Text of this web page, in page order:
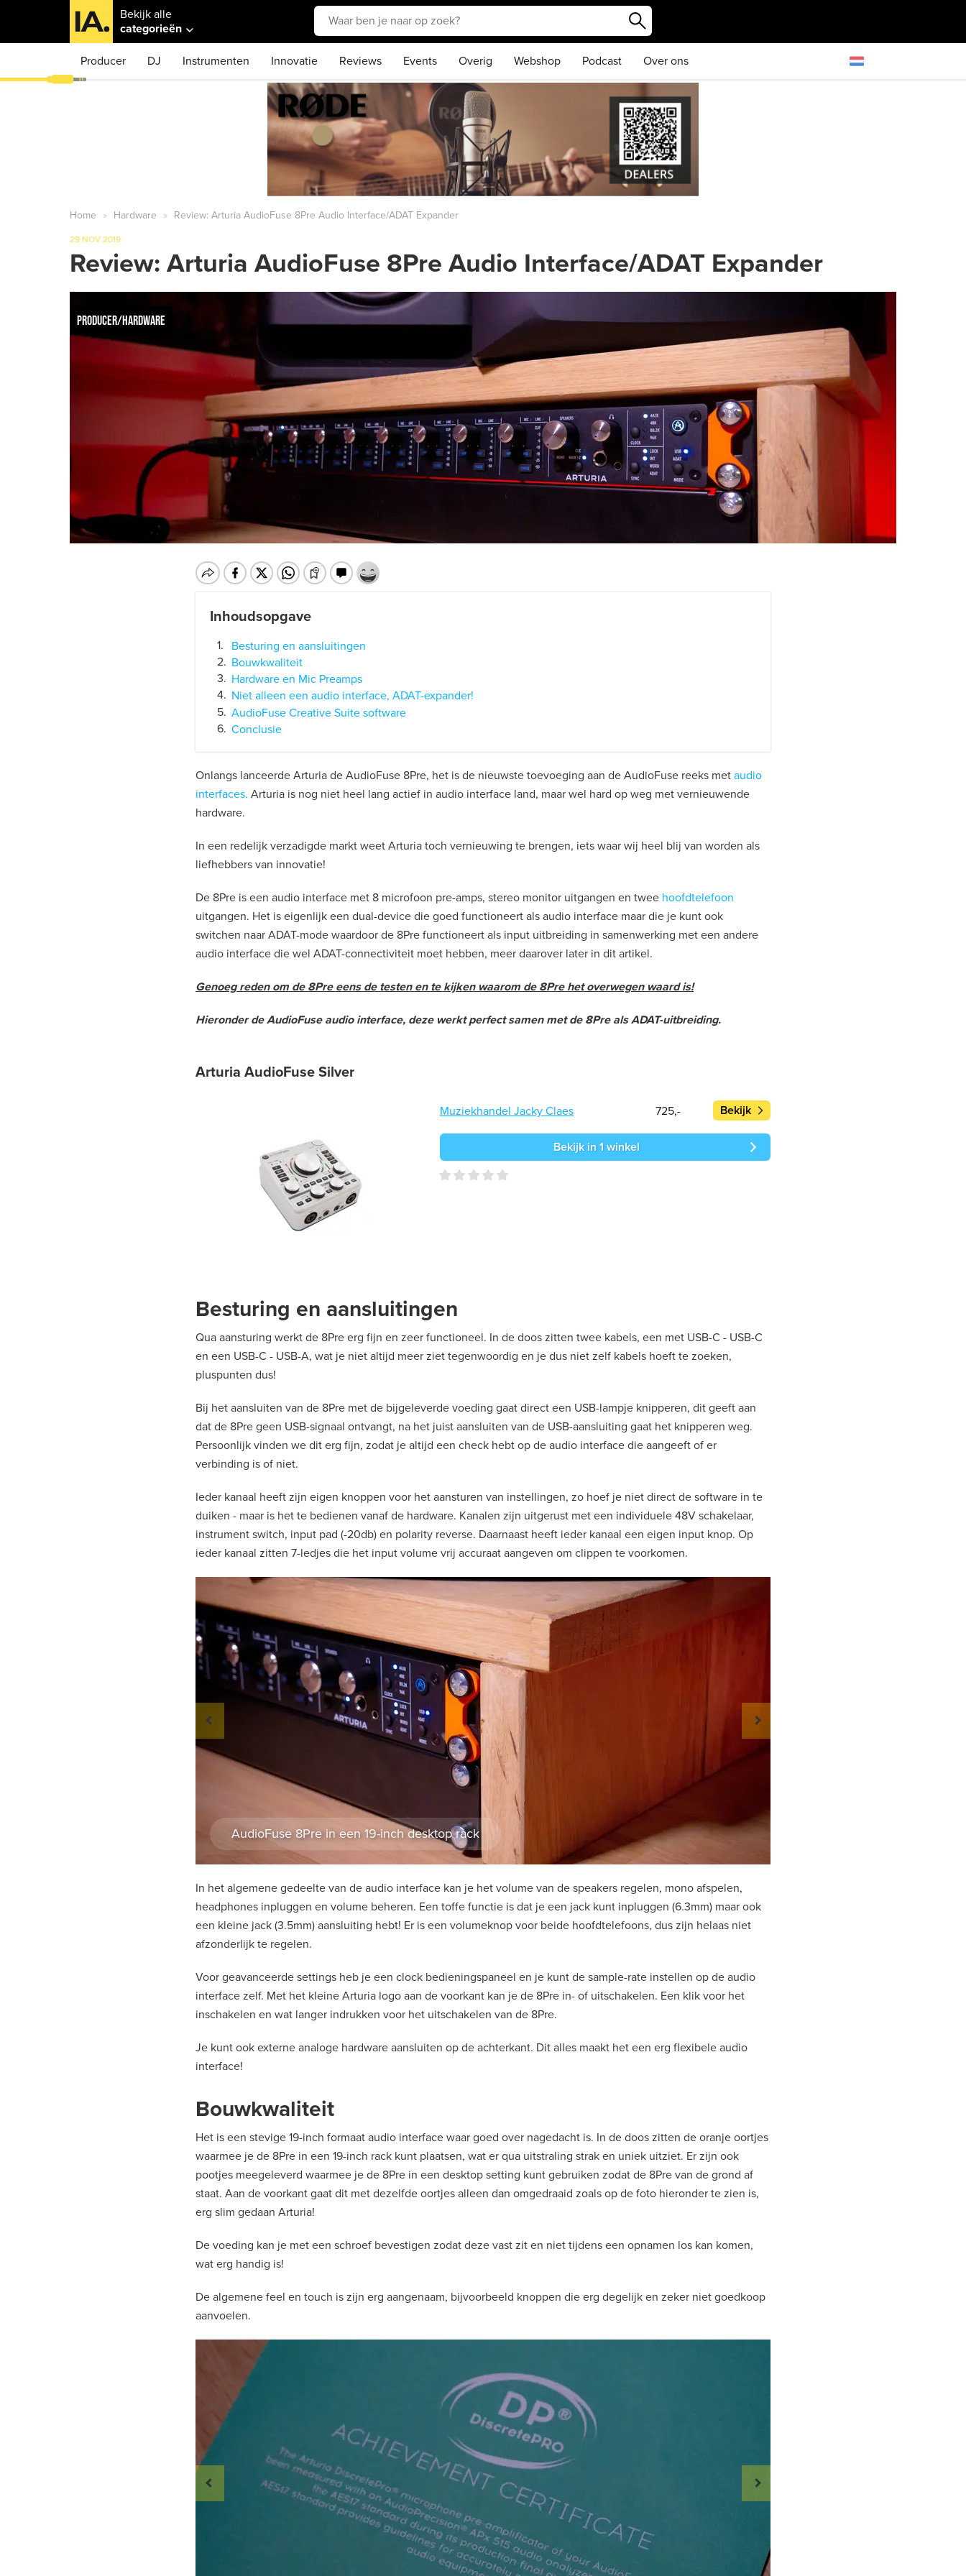
Bekijk alle
categorieën
Producer DJ Instrumenten Innovatie Reviews Events Overig Webshop Podcast Over ons
Home Hardware Review: Arturia AudioFuse 8Pre Audio Interface/ADAT Expander
29 NOV 2019
Review: Arturia AudioFuse 8Pre Audio Interface/ADAT Expander
PRODUCER/HARDWARE
Inhoudsopgave
Besturing en aansluitingen
Bouwkwaliteit
Hardware en Mic Preamps
Niet alleen een audio interface, ADAT-expander!
AudioFuse Creative Suite software
Conclusie
Onlangs lanceerde Arturia de AudioFuse 8Pre, het is de nieuwste toevoeging aan de AudioFuse reeks met audio
interfaces. Arturia is nog niet heel lang actief in audio interface land, maar wel hard op weg met vernieuwende
hardware.
In een redelijk verzadigde markt weet Arturia toch vernieuwing te brengen, iets waar wij heel blij van worden als
liefhebbers van innovatie!
De 8Pre is een audio interface met 8 microfoon pre-amps, stereo monitor uitgangen en twee hoofdtelefoon
uitgangen. Het is eigenlijk een dual-device die goed functioneert als audio interface maar die je kunt ook
switchen naar ADAT-mode waardoor de 8Pre functioneert als input uitbreiding in samenwerking met een andere
audio interface die wel ADAT-connectiviteit moet hebben, meer daarover later in dit artikel.
Genoeg reden om de 8Pre eens de testen en te kijken waarom de 8Pre het overwegen waard is!
Hieronder de AudioFuse audio interface, deze werkt perfect samen met de 8Pre als ADAT-uitbreiding.
Arturia AudioFuse Silver
Muziekhandel Jacky Claes 725,- Bekijk
Bekijk in 1 winkel
Besturing en aansluitingen
Qua aansturing werkt de 8Pre erg fijn en zeer functioneel. In de doos zitten twee kabels, een met USB-C - USB-C
en een USB-C - USB-A, wat je niet altijd meer ziet tegenwoordig en je dus niet zelf kabels hoeft te zoeken,
pluspunten dus!
Bij het aansluiten van de 8Pre met de bijgeleverde voeding gaat direct een USB-lampje knipperen, dit geeft aan
dat de 8Pre geen USB-signaal ontvangt, na het juist aansluiten van de USB-aansluiting gaat het knipperen weg.
Persoonlijk vinden we dit erg fijn, zodat je altijd een check hebt op de audio interface die aangeeft of er
verbinding is of niet.
Ieder kanaal heeft zijn eigen knoppen voor het aansturen van instellingen, zo hoef je niet direct de software in te
duiken - maar is het te bedienen vanaf de hardware. Kanalen zijn uitgerust met een individuele 48V schakelaar,
instrument switch, input pad (-20db) en polarity reverse. Daarnaast heeft ieder kanaal een eigen input knop. Op
ieder kanaal zitten 7-ledjes die het input volume vrij accuraat aangeven om clippen te voorkomen.
AudioFuse 8Pre in een 19-inch desktop rack
In het algemene gedeelte van de audio interface kan je het volume van de speakers regelen, mono afspelen,
headphones inpluggen en volume beheren. Een toffe functie is dat je een jack kunt inpluggen (6.3mm) maar ook
een kleine jack (3.5mm) aansluiting hebt! Er is een volumeknop voor beide hoofdtelefoons, dus zijn helaas niet
afzonderlijk te regelen.
Voor geavanceerde settings heb je een clock bedieningspaneel en je kunt de sample-rate instellen op de audio
interface zelf. Met het kleine Arturia logo aan de voorkant kan je de 8Pre in- of uitschakelen. Een klik voor het
inschakelen en wat langer indrukken voor het uitschakelen van de 8Pre.
Je kunt ook externe analoge hardware aansluiten op de achterkant. Dit alles maakt het een erg flexibele audio
interface!
Bouwkwaliteit
Het is een stevige 19-inch formaat audio interface waar goed over nagedacht is. In de doos zitten de oranje oortjes
waarmee je de 8Pre in een 19-inch rack kunt plaatsen, wat er qua uitstraling strak en uniek uitziet. Er zijn ook
pootjes meegeleverd waarmee je de 8Pre in een desktop setting kunt gebruiken zodat de 8Pre van de grond af
staat. Aan de voorkant gaat dit met dezelfde oortjes alleen dan omgedraaid zoals op de foto hieronder te zien is,
erg slim gedaan Arturia!
De voeding kan je met een schroef bevestigen zodat deze vast zit en niet tijdens een opnamen los kan komen,
wat erg handig is!
De algemene feel en touch is zijn erg aangenaam, bijvoorbeeld knoppen die erg degelijk en zeker niet goedkoop
aanvoelen.